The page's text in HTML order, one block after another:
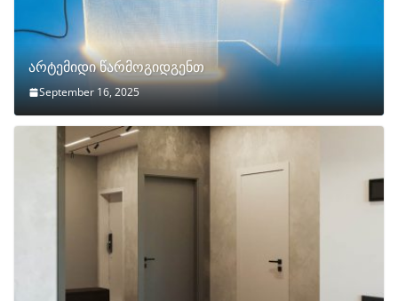
არტემიდი წარმოგიდგენთ
September 16, 2025